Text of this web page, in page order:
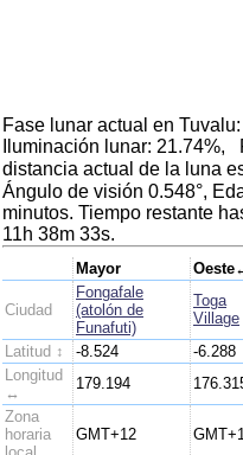
Fase lunar actual en Tuvalu:
Iluminación lunar: 21.74%,
distancia actual de la luna
Ángulo de visión 0.548°,
minutos. Tiempo restante
11h 38m 33s.
Mayor
Ciudad
Fongafale
(atolón de
Funafuti)
Toga
Village
Latitud ↕
-8.524 -6.288
Longitud
↔
179.194
Zona
horaria
GMT+12